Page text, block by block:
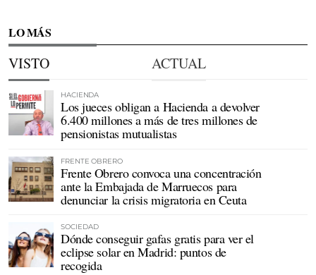
LO MÁS
VISTO ACTUAL
HACIENDA
Los jueces obligan a Hacienda a devolver
6.400 millones a más de tres millones de
pensionistas mutualistas
FRENTE OBRERO
Frente Obrero convoca una concentración
ante la Embajada de Marruecos para
denunciar la crisis migratoria en Ceuta
SOCIEDAD
Dónde conseguir gafas gratis para ver el
eclipse solar en Madrid: puntos de
recogida